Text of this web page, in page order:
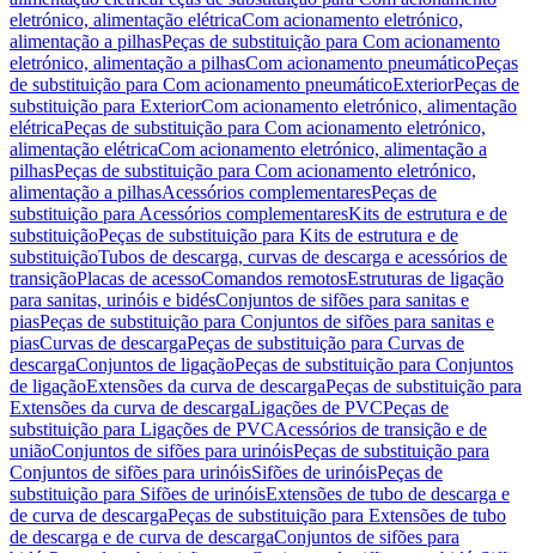
eletrónico, alimentação elétricaCom acionamento eletrónico,
alimentação a pilhasPeças de substituição para Com acionamento
eletrónico, alimentação a pilhasCom acionamento pneumáticoPeças
de substituição para Com acionamento pneumáticoExteriorPeças de
substituição para ExteriorCom acionamento eletrónico, alimentação
elétricaPeças de substituição para Com acionamento eletrónico,
alimentação elétricaCom acionamento eletrónico, alimentação a
pilhasPeças de substituição para Com acionamento eletrónico,
alimentação a pilhasAcessórios complementaresPeças de
substituição para Acessórios complementaresKits de estrutura e de
substituiçãoPeças de substituição para Kits de estrutura e de
substituiçãoTubos de descarga, curvas de descarga e acessórios de
transiçãoPlacas de acessoComandos remotosEstruturas de ligação
para sanitas, urinóis e bidésConjuntos de sifões para sanitas e
piasPeças de substituição para Conjuntos de sifões para sanitas e
piasCurvas de descargaPeças de substituição para Curvas de
descargaConjuntos de ligaçãoPeças de substituição para Conjuntos
de ligaçãoExtensões da curva de descargaPeças de substituição para
Extensões da curva de descargaLigações de PVCPeças de
substituição para Ligações de PVCAcessórios de transição e de
uniãoConjuntos de sifões para urinóisPeças de substituição para
Conjuntos de sifões para urinóisSifões de urinóisPeças de
substituição para Sifões de urinóisExtensões de tubo de descarga e
de curva de descargaPeças de substituição para Extensões de tubo
de descarga e de curva de descargaConjuntos de sifões para